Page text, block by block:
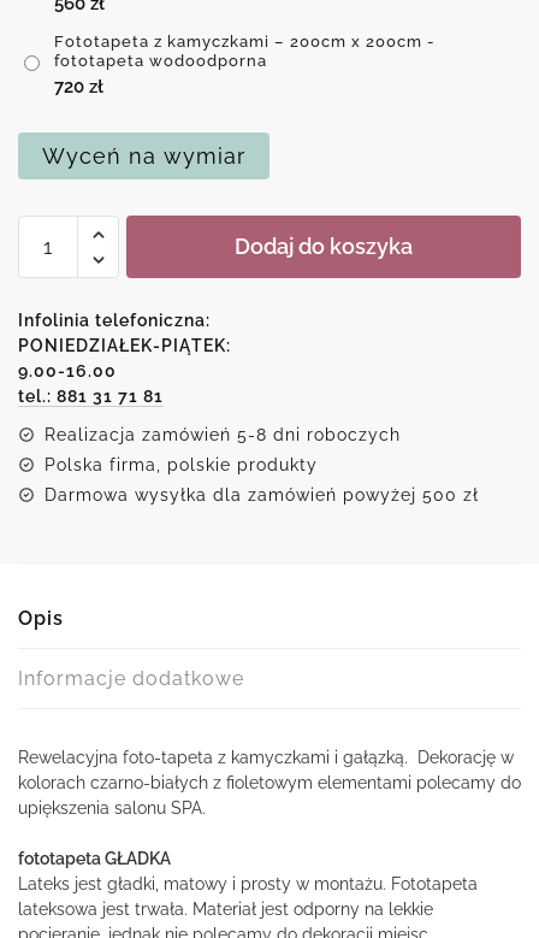
Fototapeta z kamyczkami – 200cm x 200cm -
fototapeta wodoodporna
720 zł
Wyceń na wymiar
Fototapeta
kamyczkami
Dodaj do koszyka
Infolinia telefoniczna:
PONIEDZIAŁEK-PIĄTEK:
9.00-16.00
tel.: 881 31 71 81
Realizacja zamówień 5-8 dni roboczych
Polska firma, polskie produkty
Darmowa wysyłka dla zamówień powyżej 500 zł
Opis
Informacje dodatkowe
Rewelacyjna foto-tapeta z kamyczkami i gałązką. Dekorację w
kolorach czarno-białych z fioletowym elementami polecamy do
upiększenia salonu SPA.
fototapeta GŁADKA
Lateks jest gładki, matowy i prosty w montażu. Fototapeta
lateksowa jest trwała. Materiał jest odporny na lekkie